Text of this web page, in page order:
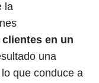
la
en un
una
que conduce a